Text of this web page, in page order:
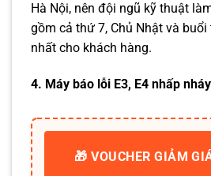
Hà Nội, nên đội ngũ kỹ thuật
gồm cả thứ 7, Chủ Nhật và
nhất cho khách hàng.
4. Máy báo lỗi E3, E4 nhấp
🎁 VOUCHER GIẢM